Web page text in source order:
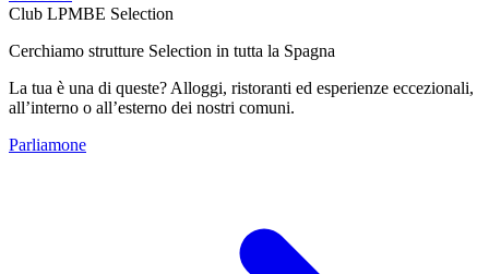
Club LPMBE Selection
Cerchiamo strutture Selection in tutta la Spagna
La tua è una di queste? Alloggi, ristoranti ed esperienze eccezionali,
all’interno o all’esterno dei nostri comuni.
Parliamone